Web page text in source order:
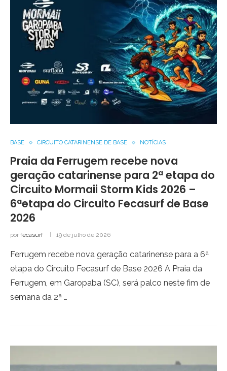
BASE CIRCUITO CATARINENSE DE BASE NOTÍCIAS
Praia da Ferrugem recebe nova
geração catarinense para 2ª etapa do
Circuito Mormaii Storm Kids 2026 –
6ªetapa do Circuito Fecasurf de Base
2026
por fecasurf 19 de julho de 2026
Ferrugem recebe nova geração catarinense para a 6ª
etapa do Circuito Fecasurf de Base 2026 A Praia da
Ferrugem, em Garopaba (SC), será palco neste fim de
semana da 2ª …